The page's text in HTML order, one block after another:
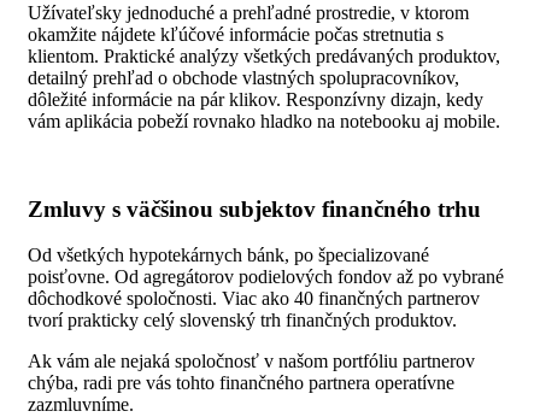
Užívateľsky jednoduché a prehľadné prostredie, v ktorom
okamžite nájdete kľúčové informácie počas stretnutia s
klientom. Praktické analýzy všetkých predávaných produktov,
detailný prehľad o obchode vlastných spolupracovníkov,
dôležité informácie na pár klikov. Responzívny dizajn, kedy
vám aplikácia pobeží rovnako hladko na notebooku aj mobile.
Zmluvy s väčšinou subjektov finančného trhu
Od všetkých hypotekárnych bánk, po špecializované
poisťovne. Od agregátorov podielových fondov až po vybrané
dôchodkové spoločnosti. Viac ako 40 finančných partnerov
tvorí prakticky celý slovenský trh finančných produktov.
Ak vám ale nejaká spoločnosť v našom portfóliu partnerov
chýba, radi pre vás tohto finančného partnera operatívne
zazmluvníme.